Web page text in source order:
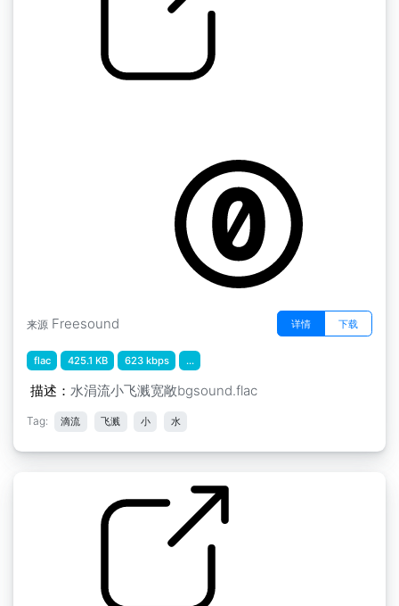
来源 Freesound 详情 下载
flac 425.1 KB 623 kbps ...
描述： 水涓流小飞溅宽敞bgsound.flac
Tag: 滴流 飞溅 小 水